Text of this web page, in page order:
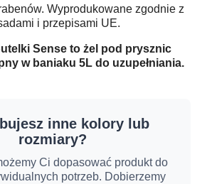
Wyprodukowane zgodnie z
i przepisami UE.
Sense to żel pod prysznic
w baniaku 5L do uzupełniania.
inne kolory lub
rozmiary?
Ci dopasować produkt do
potrzeb. Dobierzemy